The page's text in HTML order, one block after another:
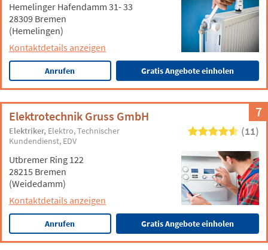
Hemelinger Hafendamm 31- 33
28309 Bremen
(Hemelingen)
Kontaktdetails anzeigen
Anrufen Gratis Angebote einholen
7
Elektrotechnik Gruss GmbH
Elektriker Elektro Technischer
Kundendienst EDV
(11)
Utbremer Ring 122
28215 Bremen
(Weidedamm)
Kontaktdetails anzeigen
Anrufen Gratis Angebote einholen